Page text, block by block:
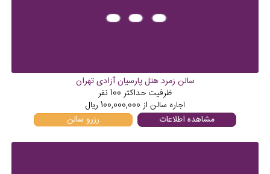
سالن زمرد هتل پارسیان آزادی تهران
ظرفیت حداکثر 100 نفر
اجاره سالن از100,000,000 ریال
مشاهده اطلاعات
رزرو سالن